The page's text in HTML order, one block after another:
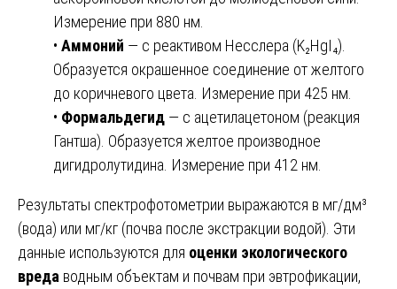
Измерение при 880 нм.
• Аммоний — с реактивом Несслера (K₂HgI₄).
Образуется окрашенное соединение от желтого
до коричневого цвета. Измерение при 425 нм.
• Формальдегид — с ацетилацетоном (реакция
Гантша). Образуется желтое производное
дигидролутидина. Измерение при 412 нм.
Результаты спектрофотометрии выражаются в мг/дм³
(вода) или мг/кг (почва после экстракции водой). Эти
данные используются для оценки экологического
вреда водным объектам и почвам при эвтрофикации,